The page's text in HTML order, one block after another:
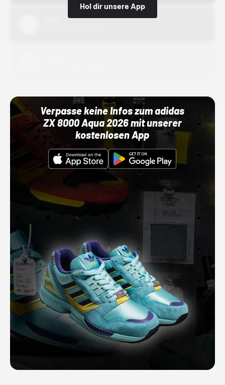
Hol dir unsere App
Verpasse keine Infos zum adidas
ZX 8000 Aqua 2026 mit unserer
kostenlosen App